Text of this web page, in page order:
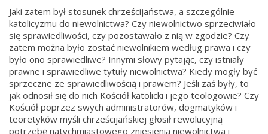
Jaki zatem był stosunek chrześcijaństwa, a szczególnie
katolicyzmu do niewolnictwa? Czy niewolnictwo sprzeciwiało
się sprawiedliwości, czy pozostawało z nią w zgodzie? Czy
zatem można było zostać niewolnikiem według prawa i czy
było ono sprawiedliwe? Innymi słowy pytając, czy istniały
prawne i sprawiedliwe tytuły niewolnictwa? Kiedy mogły być
sprzeczne ze sprawiedliwością i prawem? Jeśli zaś były, to
jak odnosił się do nich Kościół katolicki i jego teologowie? Czy
Kościół poprzez swych administratorów, dogmatyków i
teoretyków myśli chrześcijańskiej głosił rewolucyjną
potrzebę natychmiastowego zniesienia niewolnictwa i